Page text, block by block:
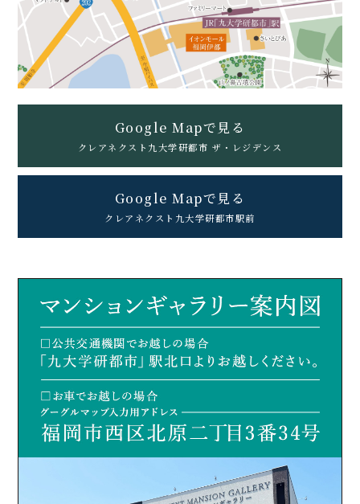
Google Mapで見る
クレアネクスト九大学研都市 ザ・レジデンス
Google Mapで見る
クレアネクスト九大学研都市駅前